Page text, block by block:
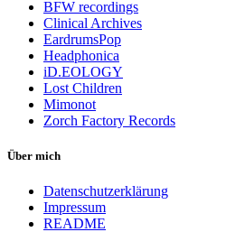
BFW recordings
Clinical Archives
EardrumsPop
Headphonica
iD.EOLOGY
Lost Children
Mimonot
Zorch Factory Records
Über mich
Datenschutzerklärung
Impressum
README